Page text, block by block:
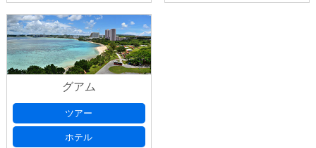
グアム
ツアー
ホテル